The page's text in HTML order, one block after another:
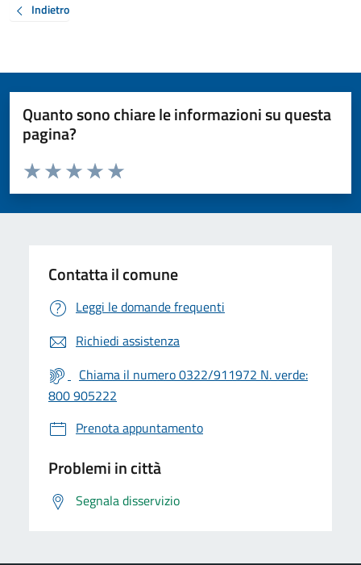
Indietro
Quanto sono chiare le informazioni su questa
pagina?
Valuta da 1 a 5 stelle la pagina
Valuta 5 stelle su 5
Valuta 4 stelle su 5
Valuta 3 stelle su 5
Valuta 2 stelle su 5
Valuta 1 stelle su 5
Contatta il comune
Leggi le domande frequenti
Richiedi assistenza
Chiama il numero 0322/911972 N. verde:
800 905222
Prenota appuntamento
Problemi in città
Segnala disservizio